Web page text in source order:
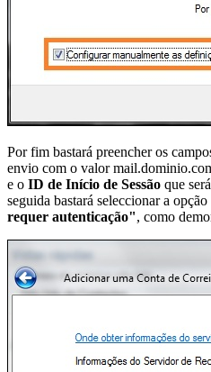
Por fim bastará preencher os
envio com o valor
e o ID de Início de Sessão que
seguida bastará seleccionar a opção
requer autenticação", como